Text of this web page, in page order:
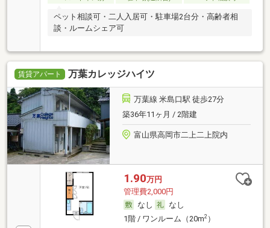
ペット相談可・二人入居可・駐車場2台分・高齢者相
談・ルームシェア可
賃貸アパート 万葉カレッジハイツ
万葉線 米島口駅 徒歩27分
築36年11ヶ月 / 2階建
富山県高岡市二上二上院内
1.90万円
管理費2,000円
なし
なし
1階 / ワンルーム（20m2）